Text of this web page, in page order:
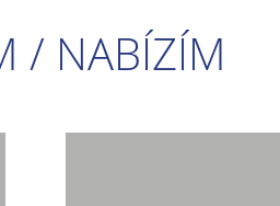
/ NABÍZÍM